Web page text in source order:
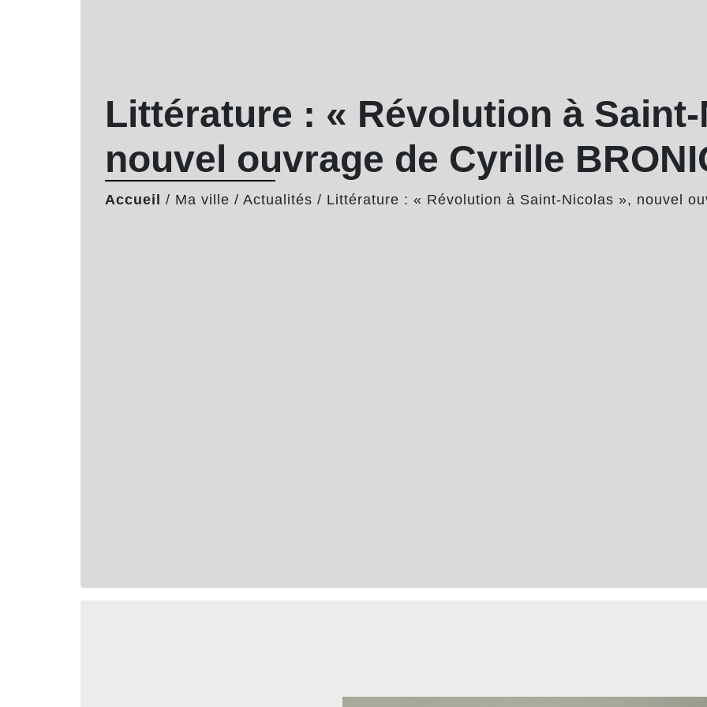
Littérature : « Révolution à
nouvel ouvrage de Cyrille
Accueil / Ma ville / Actualités / Littérature : « Révolution à Saint-Nicolas », nouvel